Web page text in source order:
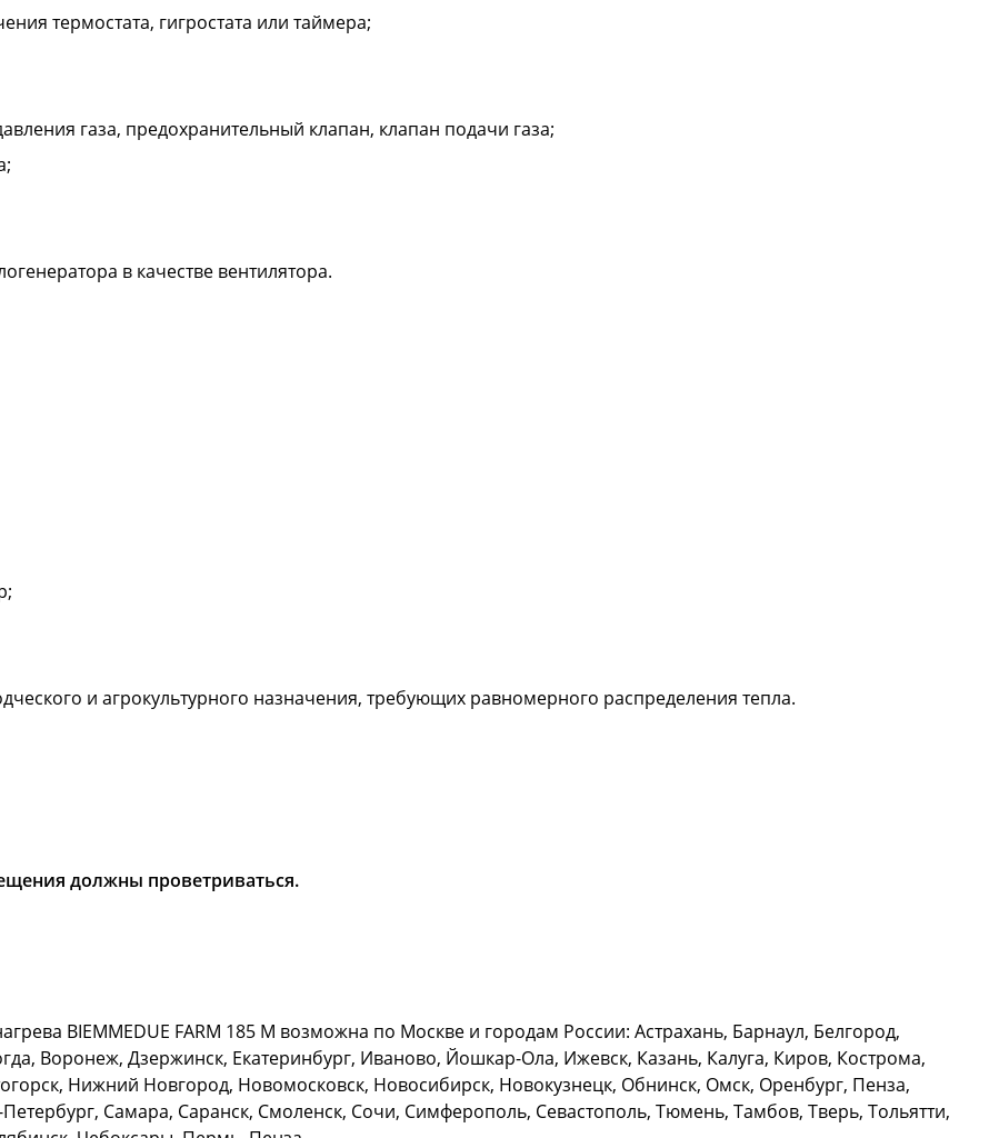
термостата, гигростата или таймера;
газа, предохранительный клапан, клапан подачи газа;
в качестве вентилятора.
и агрокультурного назначения, требующих равномерного распределения тепла.
должны проветриваться.
BIEMMEDUE FARM 185 М возможна по Москве и городам России: Астрахань, Барнаул, Белгород,
Воронеж, Дзержинск, Екатеринбург, Иваново, Йошкар-Ола, Ижевск, Казань, Калуга, Киров, Кострома,
Нижний Новгород, Новомосковск, Новосибирск, Новокузнецк, Обнинск, Омск, Оренбург, Пенза,
Самара, Саранск, Смоленск, Сочи, Симферополь, Севастополь, Тюмень, Тамбов, Тверь, Тольятти,